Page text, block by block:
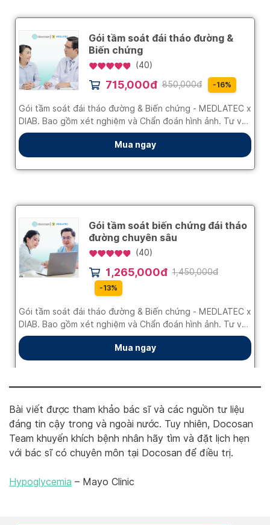
Bài viết được tham khảo bác sĩ và các nguồn tư liệu
đáng tin cậy trong và ngoài nước. Tuy nhiên, Docosan
Team khuyến khích bệnh nhân hãy tìm và đặt lịch hẹn
với bác sĩ có chuyên môn tại Docosan để điều trị.
Hypoglycemia – Mayo Clinic